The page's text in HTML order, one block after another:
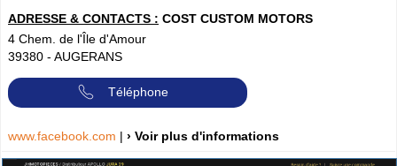
ADRESSE & CONTACTS : COST CUSTOM MOTORS
4 Chem. de l'Île d'Amour
39380 - AUGERANS
Téléphone
www.facebook.com | › Voir plus d'informations